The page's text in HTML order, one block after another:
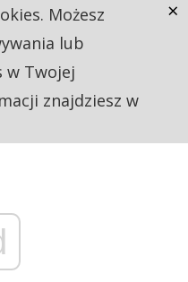
Możesz
lub
w Twojej
znajdziesz w
×